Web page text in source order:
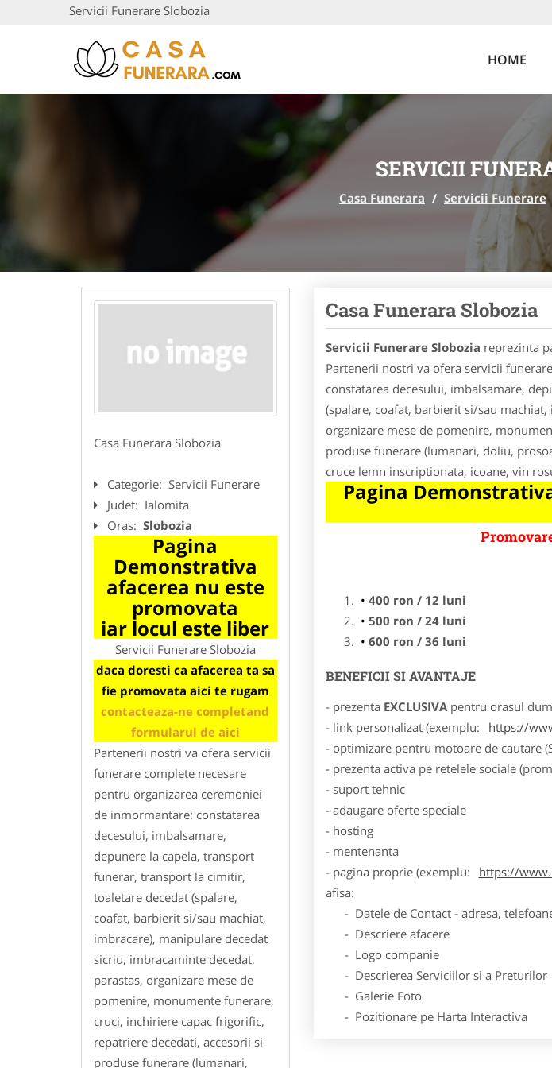
Servicii Funerare Slobozia
HOME
SERVICII
Casa Funerara / Servicii Funerare
Casa Funerara Slobozia
Categorie: Servicii Funerare
Judet: Ialomita
Oras: Slobozia
Pagina
Demonstrativa
afacerea nu este
promovata
iar locul este liber
Servicii Funerare Slobozia
daca doresti ca afacerea ta sa
fie promovata aici te rugam
contacteaza-ne completand
formularul de aici
Partenerii nostri va ofera servicii
funerare complete necesare
pentru organizarea ceremoniei
de inmormantare: constatarea
decesului, imbalsamare,
depunere la capela, transport
funerar, transport la cimitir,
toaletare decedat (spalare,
coafat, barbierit si/sau machiat,
imbracare), manipulare decedat
sicriu, imbracaminte decedat,
parastas, organizare mese de
pomenire, monumente funerare,
cruci, inchiriere capac frigorific,
repatriere decedati, accesorii si
produse funerare (lumanari,
Casa Funerara Slobozia
Servicii Funerare Slobozia reprezinta
Partenerii nostri va ofera servicii
constatarea decesului, imbalsamare,
(spalare, coafat, barbierit si/sau
organizare mese de pomenire,
produse funerare (lumanari, doliu,
cruce lemn inscriptionata, icoane, vin
Pagina
400 ron / 12 luni
500 ron / 24 luni
600 ron / 36 luni
BENEFICII SI AVANTAJE
- prezenta EXCLUSIVApentru orasul
- link personalizat (exemplu:
https://
- optimizare pentru motoare de cautare
- prezenta activa pe retelele sociale
- suport tehnic
- adaugare oferte speciale
- hosting
- mentenanta
- pagina proprie (exemplu:
https://
afisa:
- Datele de Contact - adresa,
- Descriere afacere
- Logo companie
- Descrierea Serviciilor si a Preturilor
- Galerie Foto
- Pozitionare pe Harta Interactiva